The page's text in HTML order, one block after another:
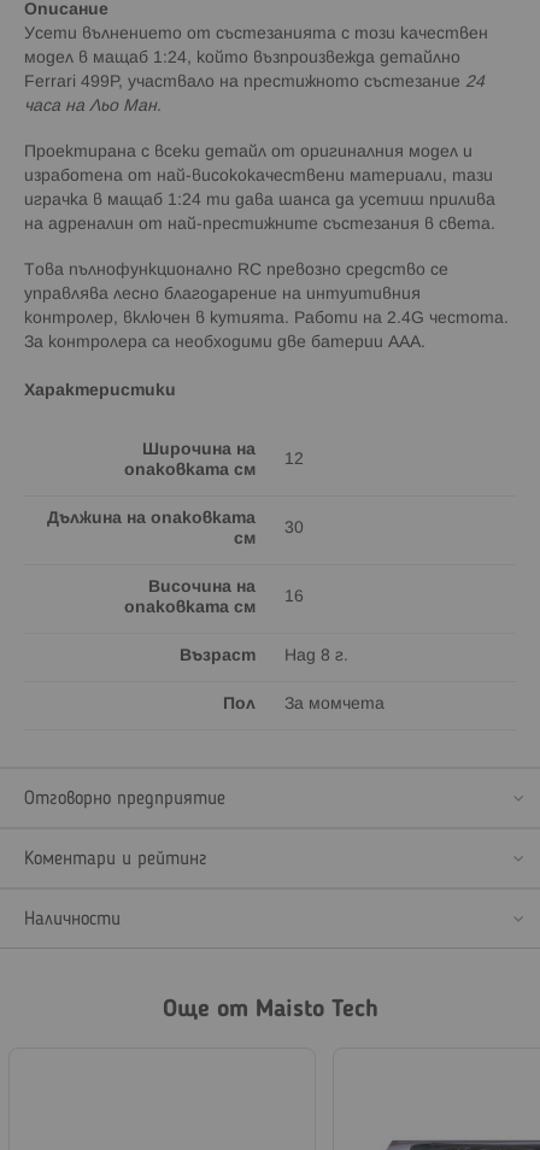
Описание
Усети вълнението от състезанията с този качествен
модел в мащаб 1:24, който възпроизвежда детайлно
Ferrari 499P, участвало на престижното състезание 24
часа на Льо Ман.
Проектирана с всеки детайл от оригиналния модел и
изработена от най-висококачествени материали, тази
играчка в мащаб 1:24 ти дава шанса да усетиш прилива
на адреналин от най-престижните състезания в света.
Това пълнофункционално RC превозно средство се
управлява лесно благодарение на интуитивния
контролер, включен в кутията. Работи на 2.4G честота.
За контролера са необходими две батерии ААА.
Характеристики
Широчина на
опаковката см
12
Дължина на опаковката
см
30
Височина на
опаковката см
16
Възраст Над 8 г.
Пол За момчета
Отговорно предприятие
Коментари и рейтинг
Наличности
Още от Maisto Tech